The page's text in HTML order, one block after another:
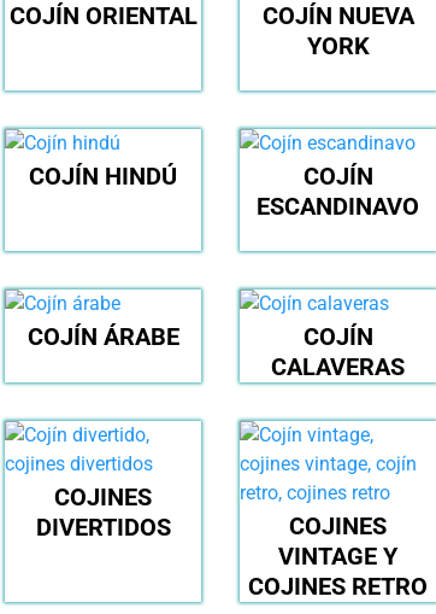
COJÍN ORIENTAL
COJÍN NUEVA
YORK
COJÍN HINDÚ
COJÍN
ESCANDINAVO
COJÍN ÁRABE
COJÍN
CALAVERAS
COJINES
DIVERTIDOS
COJINES
VINTAGE Y
COJINES RETRO